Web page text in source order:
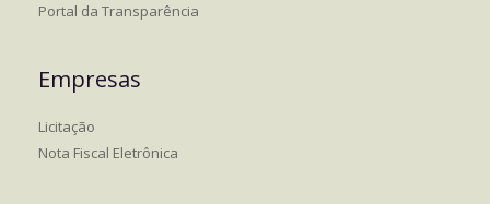
Portal da Transparência
Empresas
Licitação
Nota Fiscal Eletrônica